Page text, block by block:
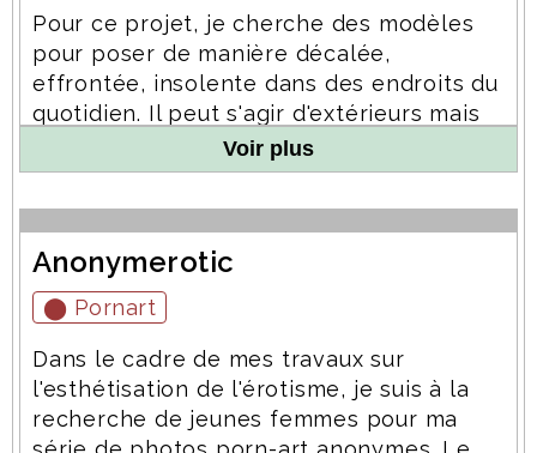
Pour ce projet, je cherche des modèles
pour poser de manière décalée,
effrontée, insolente dans des endroits du
quotidien. Il peut s'agir d'extérieurs mais
n'étant pas un adepte de la prise de
risque, je préfère un cadre plus adapté.
Le but recherché pour les photos de
cette série est de figer le spectateur par
l'incongruité de la pose dans le cadre.
Bien que non catégorisé en porn-art, il
faut noter qu'il s'agit ici de nu très
explicite.
Voir plus
Anonymerotic
⬤ Pornart
Dans le cadre de mes travaux sur
l'esthétisation de l'érotisme, je suis à la
recherche de jeunes femmes pour ma